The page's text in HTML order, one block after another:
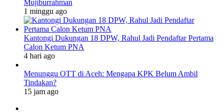
Mujiburrahman
1 minggu ago
Kantongi Dukungan 18 DPW, Rahul Jadi Pendaftar Pertama
Calon Ketum PNA
4 hari ago
Menunggu OTT di Aceh: Mengapa KPK Belum Ambil
Tindakan?
15 jam ago